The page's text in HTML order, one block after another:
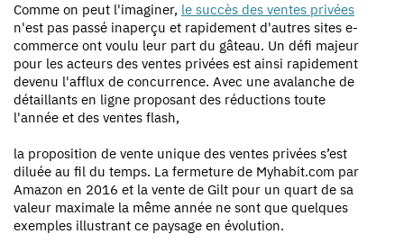
Comme on peut l'imaginer, le succès des ventes privées
n'est pas passé inaperçu et rapidement d'autres sites e-
commerce ont voulu leur part du gâteau. Un défi majeur
pour les acteurs des ventes privées est ainsi rapidement
devenu l'afflux de concurrence. Avec une avalanche de
détaillants en ligne proposant des réductions toute
l'année et des ventes flash,
la proposition de vente unique des ventes privées s’est
diluée au fil du temps. La fermeture de Myhabit.com par
Amazon en 2016 et la vente de Gilt pour un quart de sa
valeur maximale la même année ne sont que quelques
exemples illustrant ce paysage en évolution.